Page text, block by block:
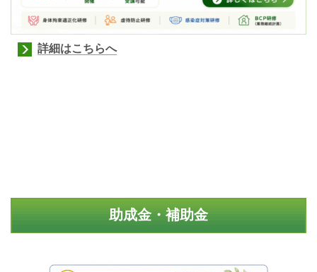
詳細はこちらへ
助成金・補助金